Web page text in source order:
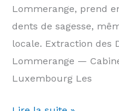
Lommerange, prend
dents de sagesse,
locale. Extraction des
Lommerange —
Luxembourg Les